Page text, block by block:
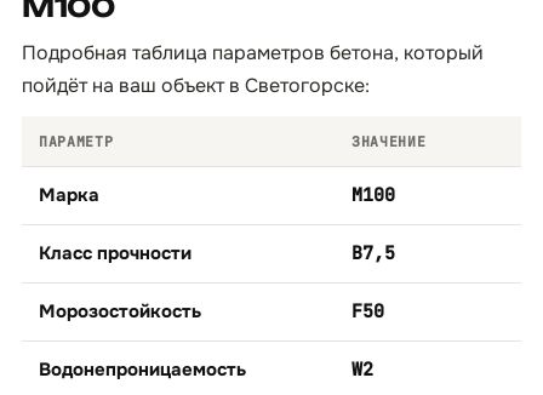
М100
Подробная таблица параметров бетона, который
пойдёт на ваш объект в Светогорске:
ПАРАМЕТР ЗНАЧЕНИЕ
Марка М100
Класс прочности B7,5
Морозостойкость F50
Водонепроницаемость W2